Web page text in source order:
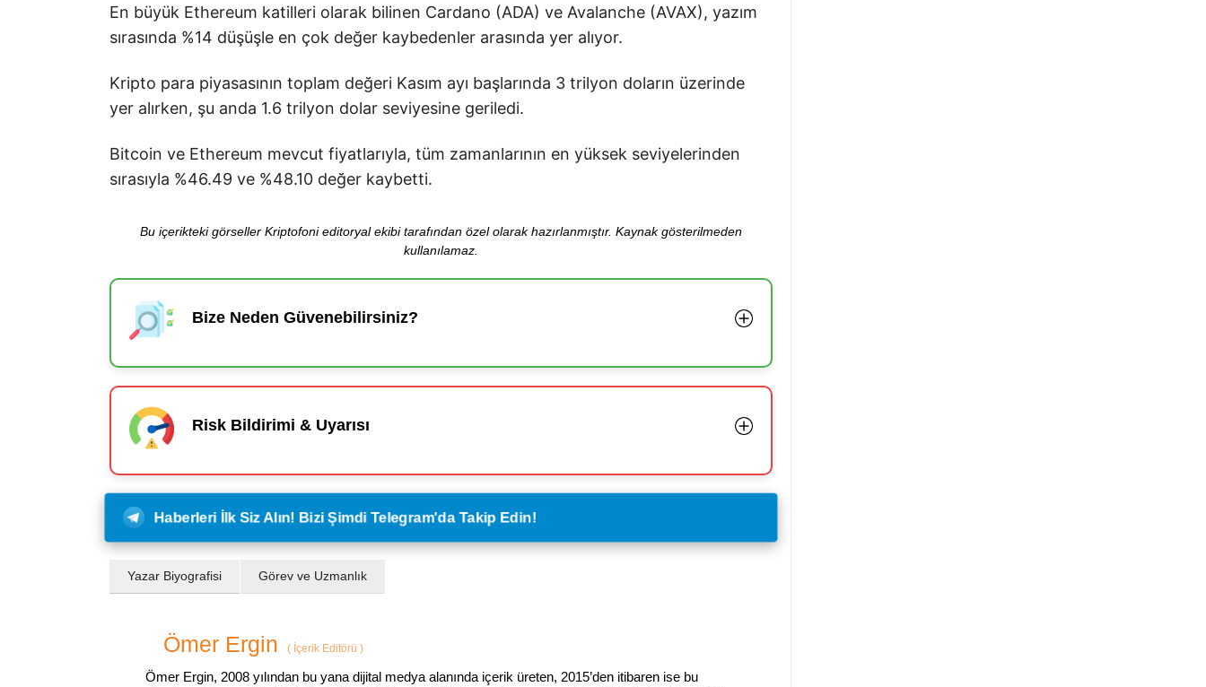
En büyük Ethereum katilleri olarak bilinen Cardano (ADA) ve Avalanche (AVAX), yazım
sırasında %14 düşüşle en çok değer kaybedenler arasında yer alıyor.
Kripto para piyasasının toplam değeri Kasım ayı başlarında 3 trilyon doların üzerinde
yer alırken, şu anda 1.6 trilyon dolar seviyesine geriledi.
Bitcoin ve Ethereum mevcut fiyatlarıyla, tüm zamanlarının en yüksek seviyelerinden
sırasıyla %46.49 ve %48.10 değer kaybetti.
Bu içerikteki görseller Kriptofoni editoryal ekibi tarafından özel olarak hazırlanmıştır. Kaynak gösterilmeden
kullanılamaz.
Bize Neden Güvenebilirsiniz?
Risk Bildirimi & Uyarısı
Haberleri İlk Siz Alın! Bizi Şimdi Telegram'da Takip Edin!
Yazar Biyografisi Görev ve Uzmanlık
Ömer Ergin ( İçerik Editörü )
Ömer Ergin, 2008 yılından bu yana dijital medya alanında içerik üreten, 2015’den itibaren ise bu